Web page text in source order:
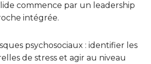
commence par un leadership
intégrée.
psychosociaux : identifier les
de stress et agir au niveau